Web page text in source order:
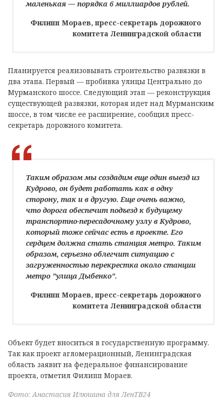
маленькая — порядка 6 миллиардов рублей.
Филипп Мораев, пресс-секретарь дорожного
комитета Ленинградской области
Планируется реализовывать строительство развязки в
два этапа. Первый — пробивка улицы Центрально до
Мурманского шоссе. Следующий этап — реконструкция
существующей развязки, которая идет над Мурманским
шоссе, в том числе ее расширение, сообщил пресс-
секретарь дорожного комитета.
Таким образом мы создадим еще один выезд из
Кудрово, он будет работать как в одну
сторону, так и в другую. Еще очень важно,
что дорога обеспечит подъезд к будущему
транспортно-пересадочному узлу в Кудрово,
который тоже сейчас есть в проекте. Его
сердцем должна стать станция метро. Таким
образом, серьезно облегчит ситуацию с
загруженностью перекрестка около станции
метро "улица Дыбенко".
Филипп Мораев, пресс-секретарь дорожного
комитета Ленинградской области
Объект будет вноситься в государственную программу.
Так как проект агломерационный, Ленинградская
область заявит на федеральное финансирование
проекта, отметил Филипп Мораев.
Фото: Анастасия Илюшина для ЛенТВ24